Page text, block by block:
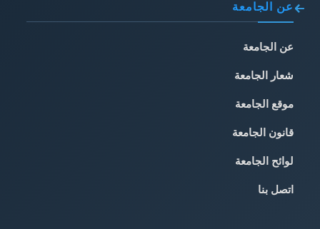
عن الجامعة
عن الجامعة
شعار الجامعة
موقع الجامعة
قانون الجامعة
لوائح الجامعة
اتصل بنا